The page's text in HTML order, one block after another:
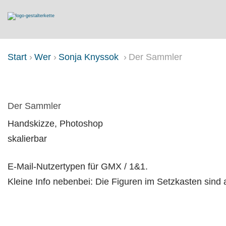
Start Wer Sonja Knyssok Der Sammler
Der Sammler
Handskizze, Photoshop
skalierbar
E-Mail-Nutzertypen für GMX / 1&1.
Kleine Info nebenbei: Die Figuren im Setzkasten